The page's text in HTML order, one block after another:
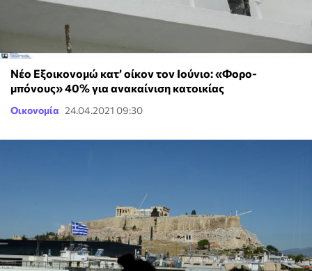
Νέο Εξοικονομώ κατ’ οίκον τον Ιούνιο: «Φορο-
μπόνους» 40% για ανακαίνιση κατοικίας
Οικονομία 24.04.2021 09:30